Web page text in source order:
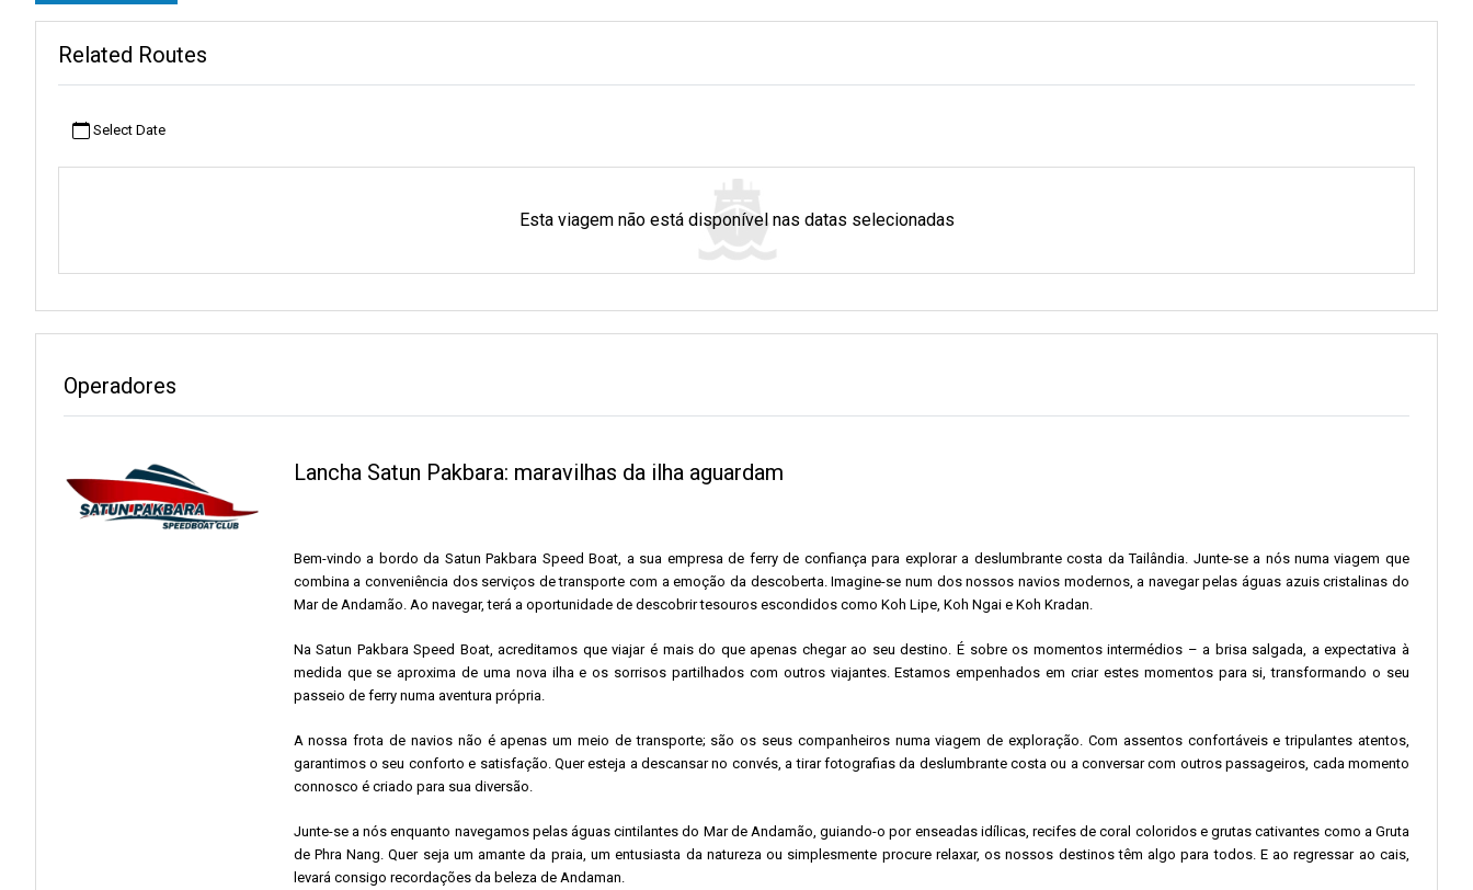
Related Routes
Select Date
Esta viagem não está disponível nas datas selecionadas
Operadores
Lancha Satun Pakbara: maravilhas da ilha aguardam
Bem-vindo a bordo da Satun Pakbara Speed ​​​​Boat, a sua empresa de ferry de confiança para explorar a deslumbrante costa da Tailândia. Junte-se a nós numa viagem que
combina a conveniência dos serviços de transporte com a emoção da descoberta. Imagine-se num dos nossos navios modernos, a navegar pelas águas azuis cristalinas do
Mar de Andamão. Ao navegar, terá a oportunidade de descobrir tesouros escondidos como Koh Lipe, Koh Ngai e Koh Kradan.
Na Satun Pakbara Speed ​​​​Boat, acreditamos que viajar é mais do que apenas chegar ao seu destino. É sobre os momentos intermédios – a brisa salgada, a expectativa à
medida que se aproxima de uma nova ilha e os sorrisos partilhados com outros viajantes. Estamos empenhados em criar estes momentos para si, transformando o seu
passeio de ferry numa aventura própria.
A nossa frota de navios não é apenas um meio de transporte; são os seus companheiros numa viagem de exploração. Com assentos confortáveis ​​​​e tripulantes atentos,
garantimos o seu conforto e satisfação. Quer esteja a descansar no convés, a tirar fotografias da deslumbrante costa ou a conversar com outros passageiros, cada momento
connosco é criado para sua diversão.
Junte-se a nós enquanto navegamos pelas águas cintilantes do Mar de Andamão, guiando-o por enseadas idílicas, recifes de coral coloridos e grutas cativantes como a Gruta
de Phra Nang. Quer seja um amante da praia, um entusiasta da natureza ou simplesmente procure relaxar, os nossos destinos têm algo para todos. E ao regressar ao cais,
levará consigo recordações da beleza de Andaman.